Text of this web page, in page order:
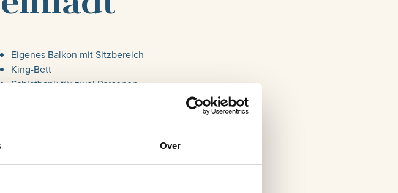
Over
Eigenes Balkon mit Sitzbereich
King-Bett
Schlafbank für zwei Personen
Teezubehör
Badezimmer mit Badewanne und separater Dusche